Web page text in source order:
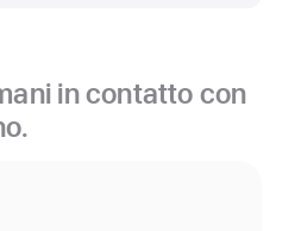
in contatto con